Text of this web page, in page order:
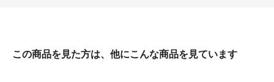
この商品を見た方は、他にこんな商品を見ています